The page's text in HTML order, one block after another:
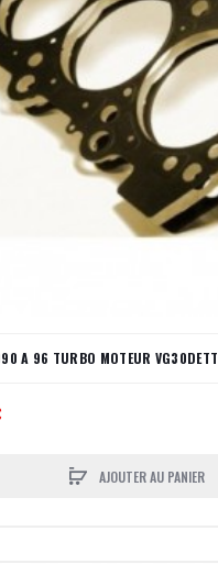
A 96 TURBO MOTEUR VG30DETT
AJOUTER AU PANIER